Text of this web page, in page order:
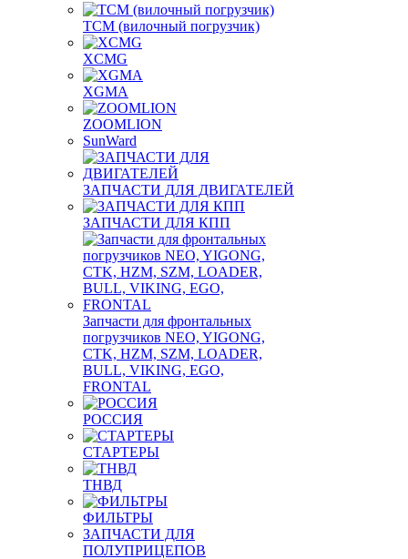
TCM (вилочный погрузчик)
XCMG
XGMA
ZOOMLION
SunWard
ЗАПЧАСТИ ДЛЯ ДВИГАТЕЛЕЙ
ЗАПЧАСТИ ДЛЯ КПП
Запчасти для фронтальных
погрузчиков NEO, YIGONG,
CTK, HZM, SZM, LOADER,
BULL, VIKING, EGO,
FRONTAL
РОССИЯ
СТАРТЕРЫ
ТНВД
ФИЛЬТРЫ
ЗАПЧАСТИ ДЛЯ
ПОЛУПРИЦЕПОВ